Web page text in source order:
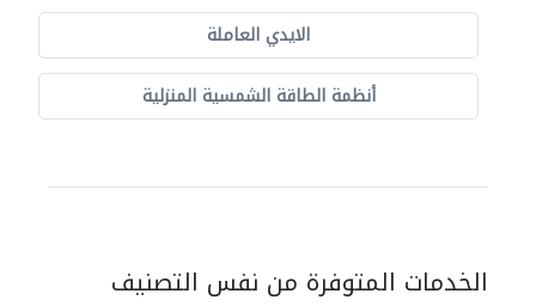
الايدي العاملة
أنظمة الطاقة الشمسية المنزلية
الخدمات المتوفرة من نفس التصنيف